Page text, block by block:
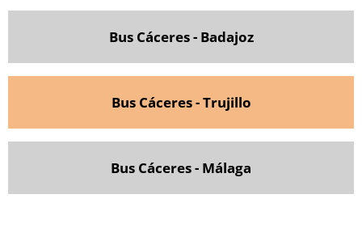
Bus Cáceres - Badajoz
Bus Cáceres - Trujillo
Bus Cáceres - Málaga